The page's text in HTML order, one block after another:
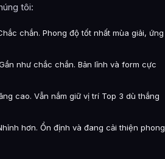
tôi:
chắn. Phong độ tốt nhất mùa giải, ứng
như chắc chắn. Bản lĩnh và form cực
cao. Vẫn nắm giữ vị trí Top 3 dù thắng
hơn. Ổn định và đang cải thiện phong